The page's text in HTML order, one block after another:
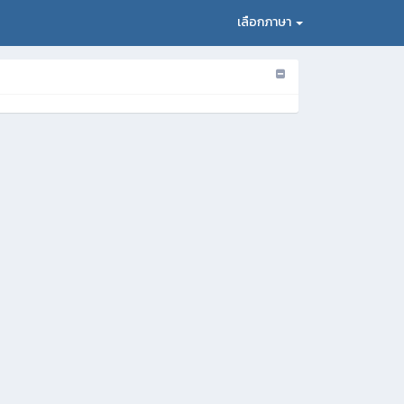
เลือกภาษา